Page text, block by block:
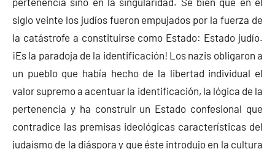
siglo veinte los judíos fueron empujados por la fuerza de
la catástrofe a constituirse como Estado: Estado judío.
¡Es la paradoja de la identificación! Los nazis obligaron a
un pueblo que había hecho de la libertad individual el
valor supremo a acentuar la identificación, la lógica de la
pertenencia y ha construir un Estado confesional que
contradice las premisas ideológicas características del
judaísmo de la diáspora y que éste introdujo en la cultura